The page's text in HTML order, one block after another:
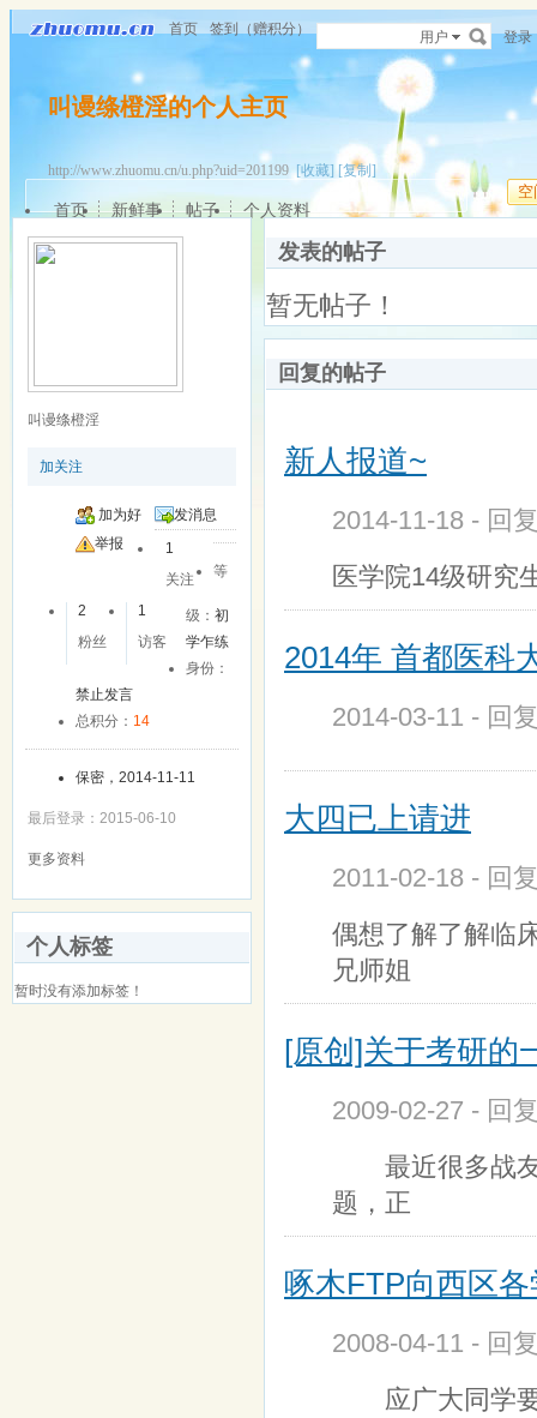
首页 签到（赠积分） 用户 登录
叫谩绦橙淫的个人主页
http://www.zhuomu.cn/u.php?uid=201199[收藏] [复制]
空
首页 新鲜事 帖子 个人资料
叫谩绦橙淫
加关注
加为好
友
发消息
举报
1
关注
2
粉丝
1
访客
等
级：初
学乍练
身份：
禁止发言
总积分： 14
保密，2014-11-11
最后登录：2015-06-10
更多资料
个人标签
暂时没有添加标签！
发表的帖子
暂无帖子！
回复的帖子
新人报道~
2014-11-18 - 回
医学院14级研究
2014年 首都医科
2014-03-11 - 回
大四已上请进
2011-02-18 - 回
偶想了解了解临
兄师姐
[原创]关于考研的
2009-02-27 - 回
最近很多战友
题，正
啄木FTP向西区
2008-04-11 - 回
应广大同学要